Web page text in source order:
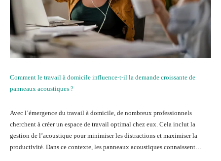
Comment le travail à domicile influence-t-il la demande croissante de
panneaux acoustiques ?
Avec l’émergence du travail à domicile, de nombreux professionnels
cherchent à créer un espace de travail optimal chez eux. Cela inclut la
gestion de l’acoustique pour minimiser les distractions et maximiser la
productivité. Dans ce contexte, les panneaux acoustiques connaissent…